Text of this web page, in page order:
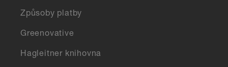
Způsoby platby
Greenovative
Hagleitner knihovna